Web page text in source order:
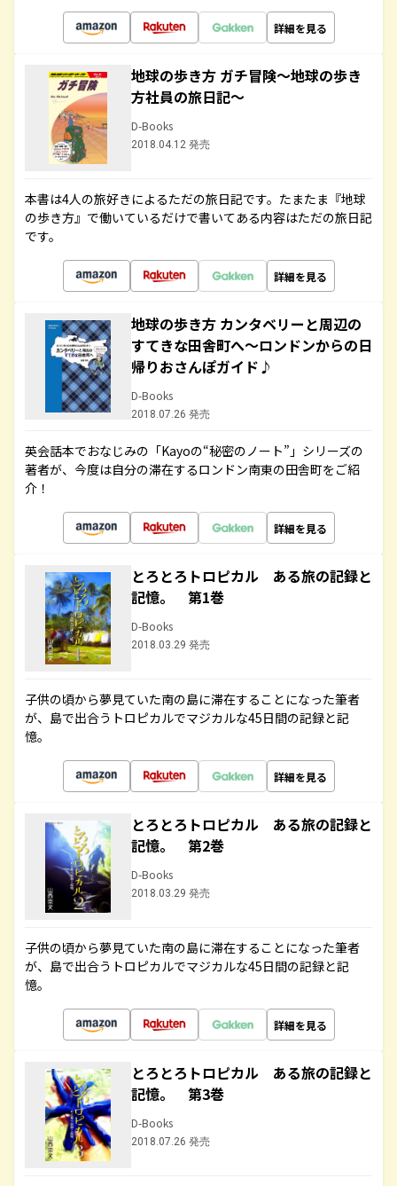
詳細を見る
地球の歩き方 ガチ冒険～地球の歩き
方社員の旅日記～
D-Books
2018.04.12 発売
本書は4人の旅好きによるただの旅日記です。たまたま『地球
の歩き方』で働いているだけで書いてある内容はただの旅日記
です。
詳細を見る
地球の歩き方 カンタベリーと周辺の
すてきな田舎町へ～ロンドンからの日
帰りおさんぽガイド♪
D-Books
2018.07.26 発売
英会話本でおなじみの「Kayoの“秘密のノート”」シリーズの
著者が、今度は自分の滞在するロンドン南東の田舎町をご紹
介！
詳細を見る
とろとろトロピカル ある旅の記録と
記憶。 第1巻
D-Books
2018.03.29 発売
子供の頃から夢見ていた南の島に滞在することになった筆者
が、島で出合うトロピカルでマジカルな45日間の記録と記
憶。
詳細を見る
とろとろトロピカル ある旅の記録と
記憶。 第2巻
D-Books
2018.03.29 発売
子供の頃から夢見ていた南の島に滞在することになった筆者
が、島で出合うトロピカルでマジカルな45日間の記録と記
憶。
詳細を見る
とろとろトロピカル ある旅の記録と
記憶。 第3巻
D-Books
2018.07.26 発売